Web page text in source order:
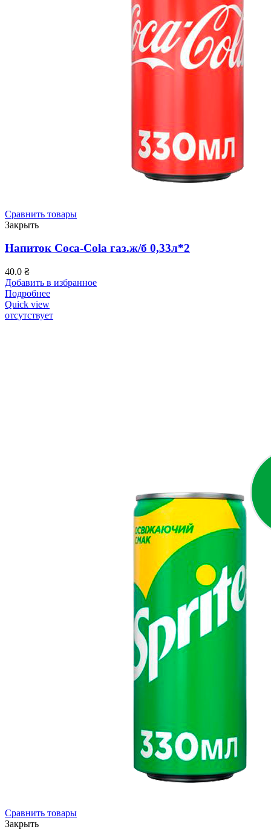
Сравнить товары
Закрыть
Напиток Coca-Cola газ.ж/б 0,33л*2
40.0 ₴
Добавить в избранное
Подробнее
Quick view
отсутствует
Сравнить товары
Закрыть